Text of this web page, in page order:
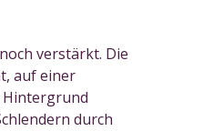
verstärkt. Die
auf einer
Hintergrund
durch